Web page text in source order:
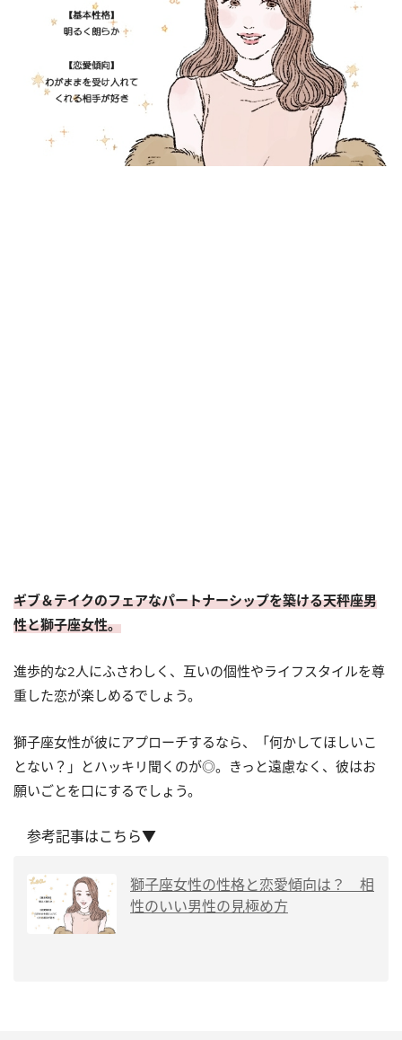
ギブ＆テイクのフェアなパートナーシップを築ける天秤座男
性と獅子座女性。
進歩的な2人にふさわしく、互いの個性やライフスタイルを尊
重した恋が楽しめるでしょう。
獅子座女性が彼にアプローチするなら、「何かしてほしいこ
とない？」とハッキリ聞くのが◎。きっと遠慮なく、彼はお
願いごとを口にするでしょう。
参考記事はこちら▼
獅子座女性の性格と恋愛傾向は？ 相
性のいい男性の見極め方